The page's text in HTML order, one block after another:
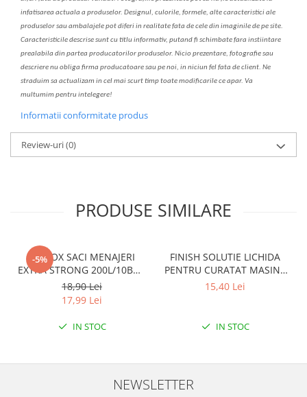
infatisarea actuala a produselor. Designul, culorile, formele, alte caracteristici ale
produselor sau ambalajele pot diferi in realitate fata de cele din imaginile de pe site.
Caracteristicile descrise sunt cu titlu informativ, putand fi schimbate fara instiintare
prealabila din partea producatorilor produselor. Nicio prezentare, fotografie sau
descriere nu obliga firma producatoare sau pe noi, in niciun fel fata de client. Ne
straduim sa actualizam in cel mai scurt timp toate modificarile ce apar. Va
multumim pentru intelegere!
Informatii conformitate produs
Review-uri(0)
PRODUSE SIMILARE
-5%
CLINOX SACI MENAJERI
EXTRA STRONG 200L/10BUC
LDPE NEGRI (90*122CM)
ETICHETA MOV
18,90 Lei
17,99 Lei
IN STOC
FINISH SOLUTIE LICHIDA
PENTRU CURATAT MASINA
DE SPALAT VASE 250ML
15,40 Lei
IN STOC
NEWSLETTER